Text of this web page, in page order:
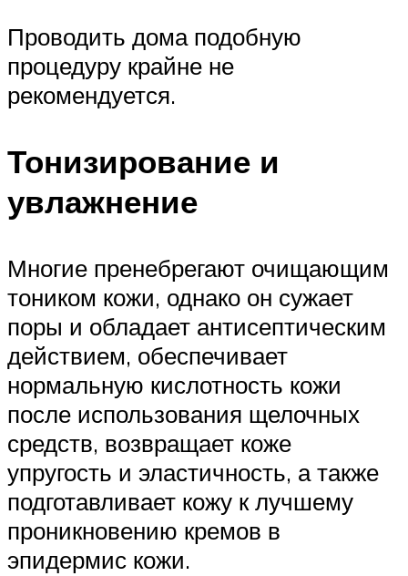
Проводить дома подобную
процедуру крайне не
рекомендуется.
Тонизирование и
увлажнение
Многие пренебрегают очищающим
тоником кожи, однако он сужает
поры и обладает антисептическим
действием, обеспечивает
нормальную кислотность кожи
после использования щелочных
средств, возвращает коже
упругость и эластичность, а также
подготавливает кожу к лучшему
проникновению кремов в
эпидермис кожи.